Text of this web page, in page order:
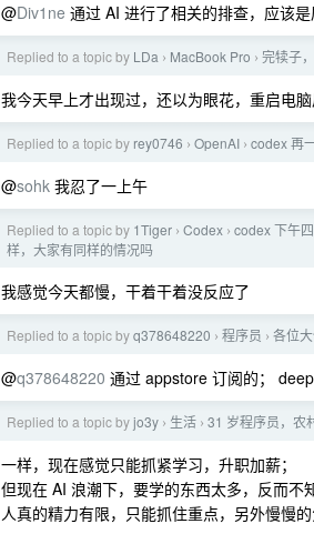
@Div1ne 通过 AI 进行了相关的排查，应该
Replied to a topic by LDa › MacBook Pro › 完犊子
我今天早上才出现过，还以为眼花，重启电
Replied to a topic by rey0746 › OpenAI › codex 再
@sohk 我忍了一上午
Replied to a topic by 1Tiger › Codex › codex 下午
样，大家有同样的情况吗
我感觉今天都慢，干着干着没反应了
Replied to a topic byq378648220 › 程序员 › 各位
@q378648220 通过 appstore 订阅的；
Replied to a topic byjo3y › 生活 › 31 岁程序员，农
一样，现在感觉只能抓紧学习，升职加薪；
但现在 AI 浪潮下，要学的东西太多，反而不
人真的精力有限，只能抓住重点，另外慢慢